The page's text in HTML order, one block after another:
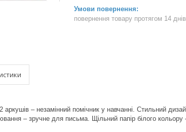
повернення товару протягом 14 днів
– незамінний помічник у навчанні. Стильний
– зручне для письма. Щільний папір білого